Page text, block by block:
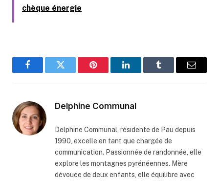
chèque énergie
FacebookTwitter Pinterest LinkedInTumblr Email
Delphine Communal
Delphine Communal, résidente de Pau depuis
1990, excelle en tant que chargée de
communication. Passionnée de randonnée, elle
explore les montagnes pyrénéennes. Mère
dévouée de deux enfants, elle équilibre avec